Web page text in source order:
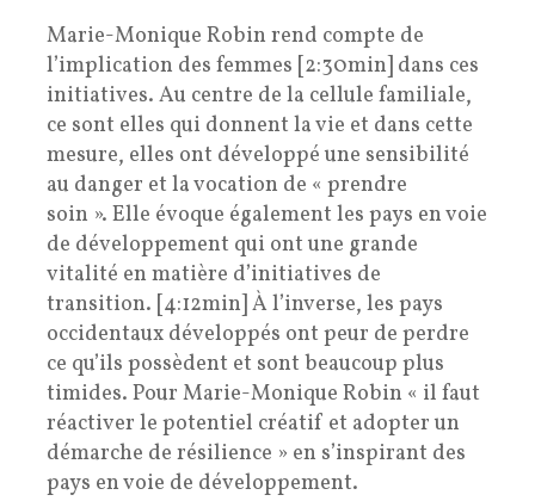
Marie-Monique Robin rend compte de
l’implication des femmes [2:30min] dans ces
initiatives. Au centre de la cellule familiale,
ce sont elles qui donnent la vie et dans cette
mesure, elles ont développé une sensibilité
au danger et la vocation de « prendre
soin ». Elle évoque également les pays en voie
de développement qui ont une grande
vitalité en matière d’initiatives de
transition. [4:12min] À l’inverse, les pays
occidentaux développés ont peur de perdre
ce qu’ils possèdent et sont beaucoup plus
timides. Pour Marie-Monique Robin « il faut
réactiver le potentiel créatif et adopter un
démarche de résilience » en s’inspirant des
pays en voie de développement.